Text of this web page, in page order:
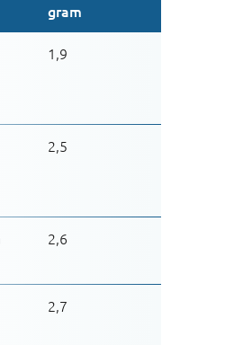
gram
1,9
2,5
2,6
2,7